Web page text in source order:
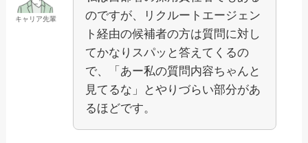
キャリア先輩
のですが、リクルートエージェン
ト経由の候補者の方は質問に対し
てかなりスパッと答えてくるの
で、「あー私の質問内容ちゃんと
見てるな」とやりづらい部分があ
るほどです。